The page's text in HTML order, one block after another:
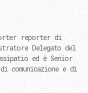
reporter di
Delegato del
ed è Senior
comunicazione e di